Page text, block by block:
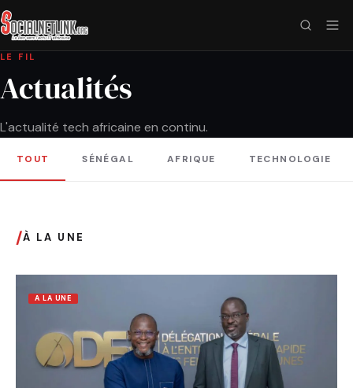
LE FIL
Actualités
L'actualité tech africaine en continu.
TOUT SÉNÉGAL AFRIQUE TECHNOLOGIE
/À LA UNE
A LA UNE